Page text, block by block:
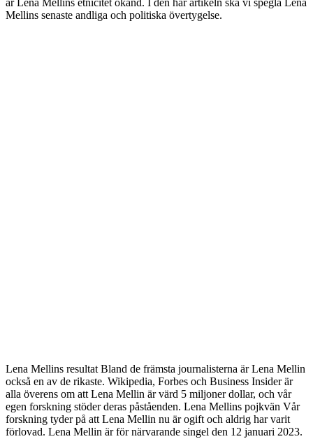
är Lena Mellins etnicitet okänd. I den här artikeln ska vi spegla Lena
Mellins senaste andliga och politiska övertygelse.
Lena Mellins resultat Bland de främsta journalisterna är Lena Mellin
också en av de rikaste. Wikipedia, Forbes och Business Insider är
alla överens om att Lena Mellin är värd 5 miljoner dollar, och vår
egen forskning stöder deras påståenden. Lena Mellins pojkvän Vår
forskning tyder på att Lena Mellin nu är ogift och aldrig har varit
förlovad. Lena Mellin är för närvarande singel den 12 januari 2023.